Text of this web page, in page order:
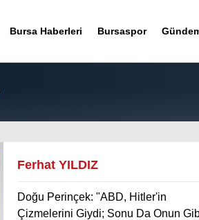
Bursa Haberleri Bursaspor
Ferhat YILDIZ
Doğu Perinçek: "ABD, Hitler'in
Çizmelerini Giydi; Sonu Da Onun